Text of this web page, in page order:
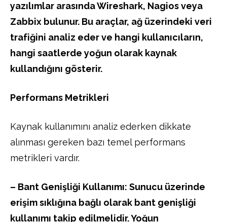
yazılımlar arasında Wireshark, Nagios veya
Zabbix bulunur. Bu araçlar, ağ üzerindeki veri
trafiğini analiz eder ve hangi kullanıcıların,
hangi saatlerde yoğun olarak kaynak
kullandığını gösterir.
Performans Metrikleri
Kaynak kullanımını analiz ederken dikkate
alınması gereken bazı temel performans
metrikleri vardır.
– Bant Genişliği Kullanımı: Sunucu üzerinde
erişim sıklığına bağlı olarak bant genişliği
kullanımı takip edilmelidir. Yoğun